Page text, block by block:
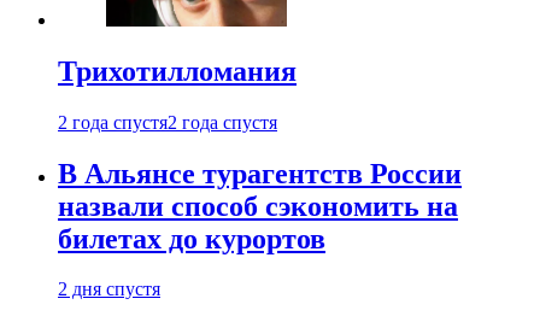
Трихотилломания
2 года спустя2 года спустя
В Альянсе турагентств России
назвали способ сэкономить на
билетах до курортов
2 дня спустя